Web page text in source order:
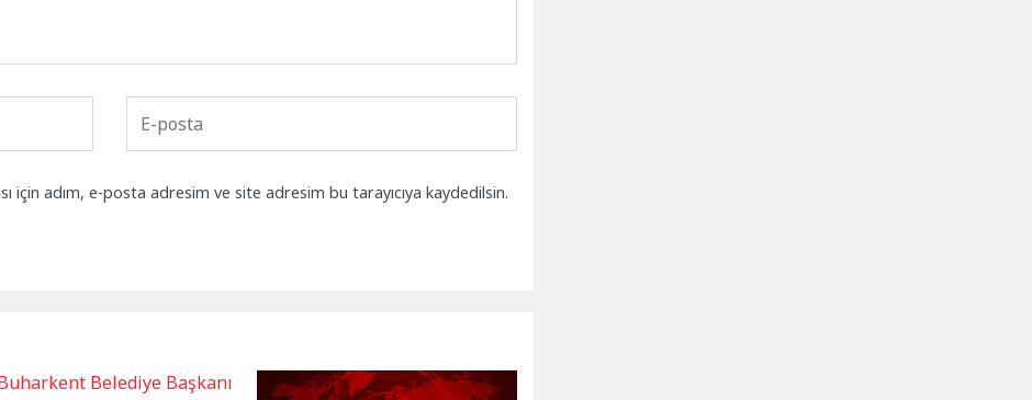
için adım, e-posta adresim ve site adresim bu tarayıcıya kaydedilsin.